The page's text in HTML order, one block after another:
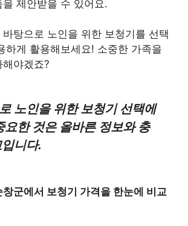
제안받을 수 있어요.
탕으로 노인을 위한 보청기를 선택
하게 활용해보세요! 소중한 가족을
야겠죠?
노인을 위한 보청기 선택에
요한 것은 올바른 정보와 충
니다.
창군에서 보청기 가격을 한눈에 비교